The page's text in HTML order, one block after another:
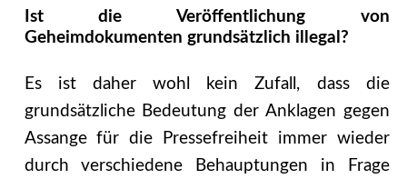
Ist die Veröffentlichung von
Geheimdokumenten grundsätzlich illegal?
Es ist daher wohl kein Zufall, dass die
grundsätzliche Bedeutung der Anklagen gegen
Assange für die Pressefreiheit immer wieder
durch verschiedene Behauptungen in Frage